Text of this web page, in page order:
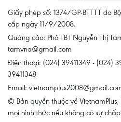
Giấy phép số: 1374/GP-BTTTT do
cấp ngày 11/9/2008.
Quảng cáo: Phó TBT Nguyễn Thị
tamvna@gmail.com
Điện thoại: (024) 39411349 - (024)
39411348
Email:
© Bản quyền thuộc về
mọi hình thức nếu không có sự